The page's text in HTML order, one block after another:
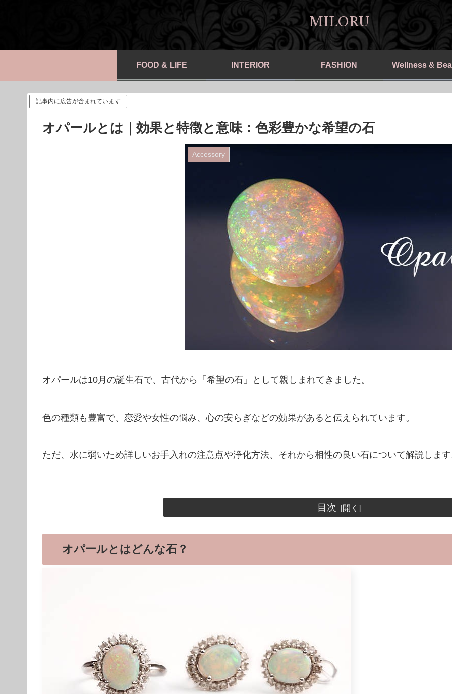
MILORU
FOOD & LIFE INTERIOR FASHION Wellness &
記事内に広告が含まれています
オパールとは｜効果と特徴と意味：色彩豊かな希望の石
Accessory
オパールは10月の誕生石で、古代から「希望の石」として親しまれてきました。
色の種類も豊富で、恋愛や女性の悩み、心の安らぎなどの効果があると伝えられています。
ただ、水に弱いため詳しいお手入れの注意点や浄化方法、それから相性の良い石について解説しま
目次
オパールとはどんな石？